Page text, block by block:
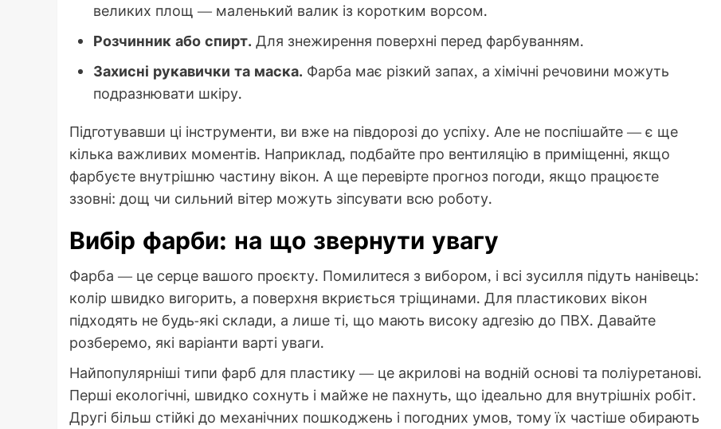
великих площ — маленький валик із коротким ворсом.
Розчинник або спирт. Для знежирення поверхні перед фарбуванням.
Захисні рукавички та маска. Фарба має різкий запах, а хімічні речовини можуть
подразнювати шкіру.
Підготувавши ці інструменти, ви вже на півдорозі до успіху. Але не поспішайте — є ще
кілька важливих моментів. Наприклад, подбайте про вентиляцію в приміщенні, якщо
фарбуєте внутрішню частину вікон. А ще перевірте прогноз погоди, якщо працюєте
ззовні: дощ чи сильний вітер можуть зіпсувати всю роботу.
Вибір фарби: на що звернути увагу
Фарба — це серце вашого проєкту. Помилитеся з вибором, і всі зусилля підуть нанівець:
колір швидко вигорить, а поверхня вкриється тріщинами. Для пластикових вікон
підходять не будь-які склади, а лише ті, що мають високу адгезію до ПВХ. Давайте
розберемо, які варіанти варті уваги.
Найпопулярніші типи фарб для пластику — це акрилові на водній основі та поліуретанові.
Перші екологічні, швидко сохнуть і майже не пахнуть, що ідеально для внутрішніх робіт.
Другі більш стійкі до механічних пошкоджень і погодних умов, тому їх частіше обирають